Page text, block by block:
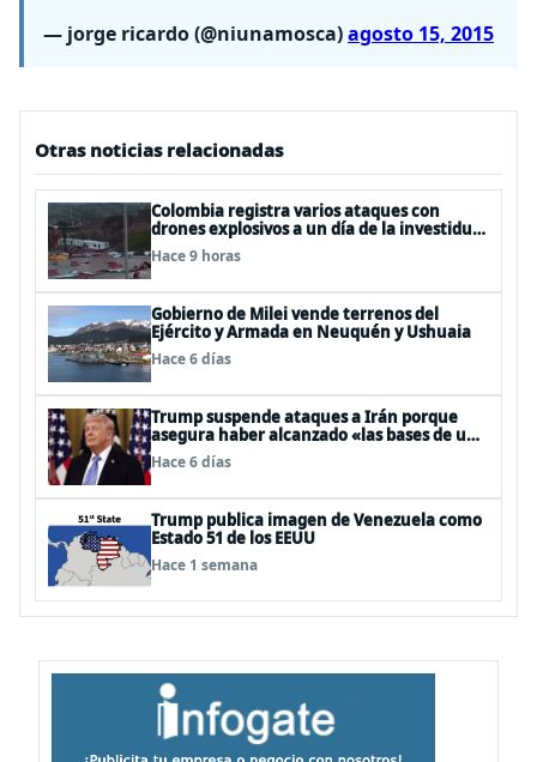
— jorge ricardo (@niunamosca)agosto 15, 2015
Otras noticias relacionadas
Colombia registra varios ataques con
drones explosivos a un día de la investidura
de De la Espriella: un policía muerto
Hace 9 horas
Gobierno de Milei vende terrenos del
Ejército y Armada en Neuquén y Ushuaia
Hace 6 días
Trump suspende ataques a Irán porque
asegura haber alcanzado «las bases de un
acuerdo»
Hace 6 días
Trump publica imagen de Venezuela como
Estado 51 de los EEUU
Hace 1 semana